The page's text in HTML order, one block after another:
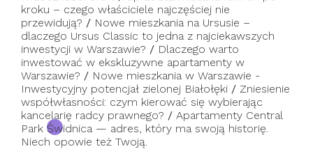
kroku – czego właściciele najczęściej nie
przewidują? / Nowe mieszkania na Ursusie –
dlaczego Ursus Classic to jedna z najciekawszych
inwestycji w Warszawie? / Dlaczego warto
inwestować w ekskluzywne apartamenty w
Warszawie? / Nowe mieszkania w Warszawie -
Inwestycyjny potencjał zielonej Białołęki / Zniesienie
współwłasności: czym kierować się wybierając
kancelarię radcy prawnego? / Apartamenty Central
Park Świdnica — adres, który ma swoją historię.
Niech opowie też Twoją.